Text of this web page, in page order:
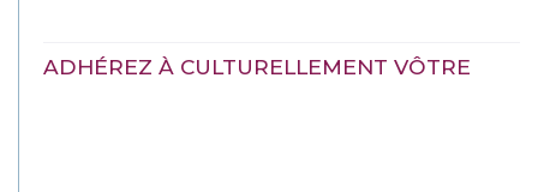
ADHÉREZ À CULTURELLEMENT VÔTRE